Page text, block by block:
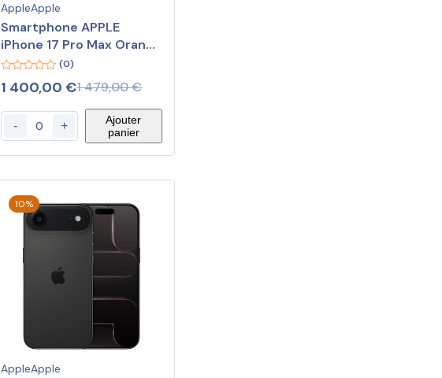
AppleApple
Smartphone APPLE
iPhone 17 Pro Max Orange
cosmique 256Go
out
5
(0)
1 479,00€
1 400,00€
- +
Ajouter
panier
10%
AppleApple